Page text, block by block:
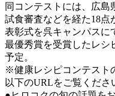
同コンテストには、広島
試食審査などを経た18点
表彰式を呉キャンパスに
最優秀賞を受賞したレシ
予定。
※健康レシピコンテスト
以下のURLをご覧くださ